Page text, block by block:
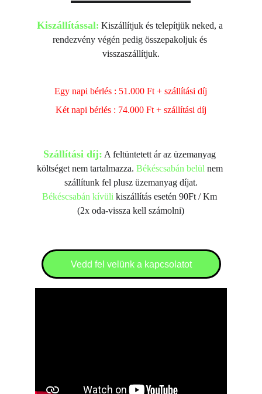
Kiszállítással: Kiszállítjuk és telepítjük neked, a
rendezvény végén pedig összepakoljuk és
visszaszállítjuk.
Egy napi bérlés : 51.000 Ft + szállítási díj
Két napi bérlés : 74.000 Ft + szállítási díj
Szállítási díj: A feltüntetett ár az üzemanyag
költséget nem tartalmazza. Békéscsabán belül nem
szállítunk fel plusz üzemanyag díjat.
Békéscsabán kívüli kiszállítás esetén 90Ft / Km
(2x oda-vissza kell számolni)
Vedd fel velünk a kapcsolatot